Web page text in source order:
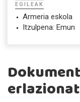
EGILEAK
Armeria eskola
Itzulpena: Emun